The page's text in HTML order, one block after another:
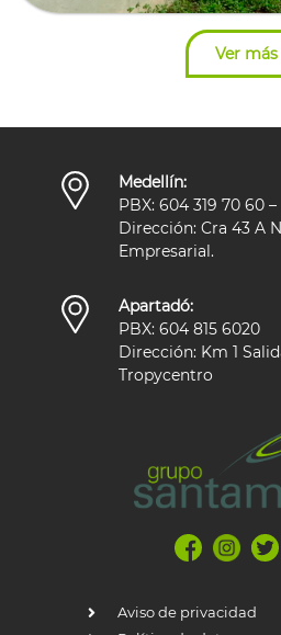
Ver más
Medellín:
PBX: 604 319 70 60
Dirección: Cra 43 A
Empresarial.
Apartadó:
PBX: 604 815 6020
Dirección: Km 1
Tropycentro
Aviso de privacidad